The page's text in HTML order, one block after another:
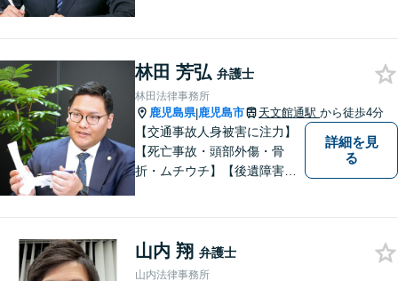
で、お悩みの解決に向けて丁
寧にアドバイスしていきま
す。
林田 芳弘 弁護士
林田法律事務所
鹿児島県|鹿児島市 天文館通駅 から徒歩4分
【交通事故人身被害に注力】
【死亡事故・頭部外傷・骨
折・ムチウチ】【後遺障害申
ひお問い合わせください】
【交通事故無料法律相談実施
詳細を見
る
山内 翔 弁護士
山内法律事務所